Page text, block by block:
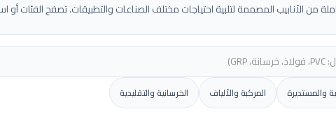
الأنابيب المصممة لتلبية احتياجات مختلف الصناعات والتطبيقات. تصفح الفئات أو
والمستديرة المركبة والألياف الخرسانية والتقليدية